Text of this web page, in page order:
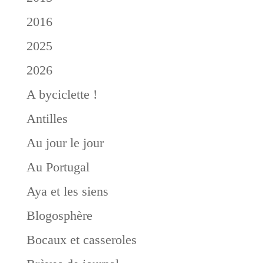
2016
2025
2026
A byciclette !
Antilles
Au jour le jour
Au Portugal
Aya et les siens
Blogosphère
Bocaux et casseroles